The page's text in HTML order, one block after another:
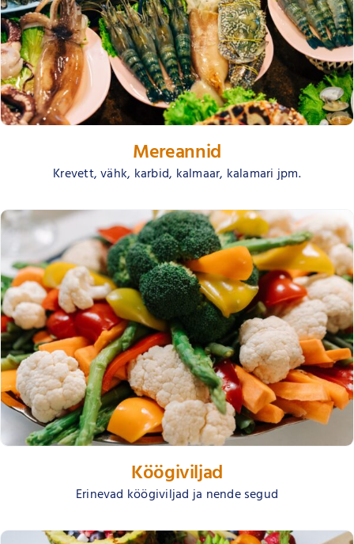
Mereannid
Krevett, vähk, karbid, kalmaar, kalamari jpm.
Köögiviljad
Erinevad köögiviljad ja nende segud